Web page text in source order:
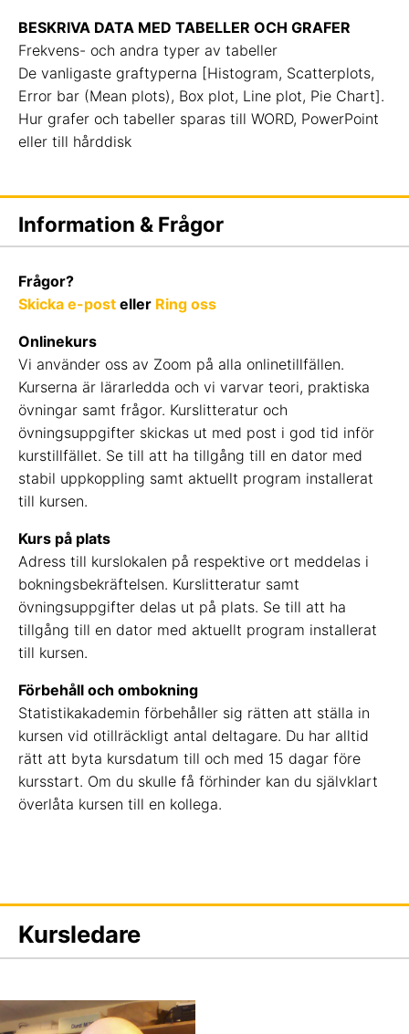
BESKRIVA DATA MED TABELLER OCH GRAFER
Frekvens- och andra typer av tabeller
De vanligaste graftyperna [Histogram, Scatterplots,
Error bar (Mean plots), Box plot, Line plot, Pie Chart].
Hur grafer och tabeller sparas till WORD, PowerPoint
eller till hårddisk
Information & Frågor
Frågor?
Skicka e-post eller Ring oss
Onlinekurs
Vi använder oss av Zoom på alla onlinetillfällen.
Kurserna är lärarledda och vi varvar teori, praktiska
övningar samt frågor. Kurslitteratur och
övningsuppgifter skickas ut med post i god tid inför
kurstillfället. Se till att ha tillgång till en dator med
stabil uppkoppling samt aktuellt program installerat
till kursen.
Kurs på plats
Adress till kurslokalen på respektive ort meddelas i
bokningsbekräftelsen. Kurslitteratur samt
övningsuppgifter delas ut på plats. Se till att ha
tillgång till en dator med aktuellt program installerat
till kursen.
Förbehåll och ombokning
Statistikakademin förbehåller sig rätten att ställa in
kursen vid otillräckligt antal deltagare. Du har alltid
rätt att byta kursdatum till och med 15 dagar före
kursstart. Om du skulle få förhinder kan du självklart
överlåta kursen till en kollega.
Kursledare